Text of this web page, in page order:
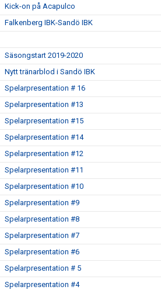
Kick-on på Acapulco
Falkenberg IBK-Sandö IBK
Säsongstart 2019-2020
Nytt tränarblod i Sandö IBK
Spelarpresentation # 16
Spelarpresentation #13
Spelarpresentation #15
Spelarpresentation #14
Spelarpresentation #12
Spelarpresentation #11
Spelarpresentation #10
Spelarpresentation #9
Spelarpresentation #8
Spelarpresentation #7
Spelarpresentation #6
Spelarpresentation # 5
Spelarpresentation #4